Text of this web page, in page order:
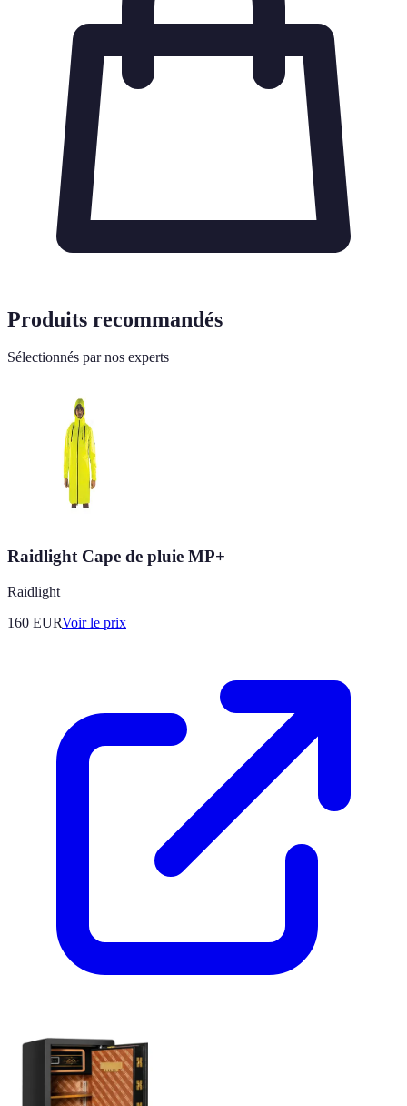
Produits recommandés
Sélectionnés par nos experts
Raidlight Cape de pluie MP+
Raidlight
160 EURVoir le prix